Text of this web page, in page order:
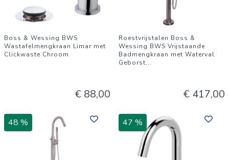
Boss & Wessing BWS
Wastafelmengkraan Limar met
Clickwaste Chroom
€ 88,00
Roestvrijstalen Boss &
Wessing BWS Vrijstaande
Badmengkraan met Waterval
Geborst...
€ 417,00
48 % 47 %